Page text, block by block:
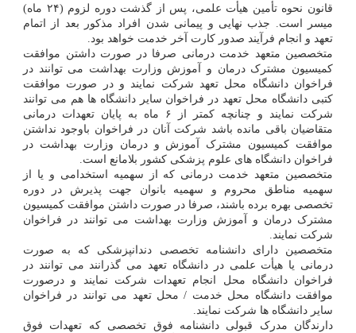
قانون نحوه تأمین هیأت علمی، پس از گذشت دوره لزوم (۲۴ ماه)
میسر است. جذب نهایی و پیمانی شدن افراد مذکور بعد از اتمام
تعهد و انجام فرآیند صدور کارت آخر خدمت خواهد بود.
متخصصین متعهد خدمت درمانی صرفا در صورت داشتن موافقت
کمیسیون مشترک درمان و آموزش وزارت بهداشت می توانند در
فراخوان دانشگاه محل تعهد شرکت نمایند و در صورت موافقت
کتبی دانشگاه محل تعهد در فراخوان سایر دانشگاه ها هم می توانند
شرکت نمایند و چنانچه کمتر از ۶ ماه به پایان تعهدات درمانی
متقاضیان باقی مانده باشد شرکت آنان در فراخوان باوجود نداشتن
موافقت کمیسیون مشترک آموزش و درمان وزارت بهداشت در
فراخوان دانشگاه های علوم پزشکی کشور بلامانع است.
متخصصین متعهد خدمت درمانی که از سهمیه استخدامی و یا از
سهمیه مناطق محروم و سهمیه بانوان جهت پذیرش در دوره
تخصصی بهره برده باشند، صرفا در صورت داشتن موافقت کمیسیون
مشترک درمان و آموزش وزارت بهداشت می توانند در فراخوان
شرکت نمایند.
متخصصین دارای دانشنامه تخصصی دندانپزشکی که به صورت
درمانی یا هیأت علمی در دانشگاه تعهد می گذرانند می توانند در
فراخوان دانشگاه محل انجام تعهدات شرکت نمایند و درصورت
موافقت دانشگاه محل خدمت / محل تعهد می توانند در فراخوان
سایر دانشگاه ها شرکت نمایند.
دارندگان مدرک قبولی دانشنامه فوق تخصصی که تعهدات فوق